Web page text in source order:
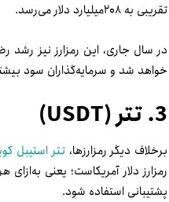
تقریبی به ۲۰۸میلیارد دلار می‌­رسد.
در سال جاری، این رمزارز نیز
خواهد شد و سرمایه‌­گذاران سود
3. تتر (USDT)
برخلاف دیگر رمزارزها، تتر استیبل
رمزارز دلار آمریکاست؛ یعنی
پشتیبانی استفاده شود.